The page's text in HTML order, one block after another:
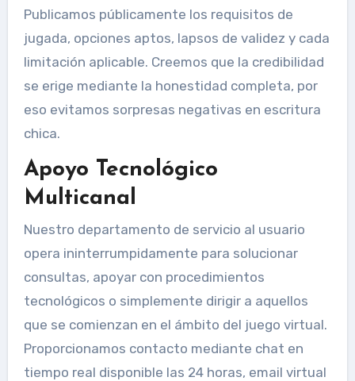
Publicamos públicamente los requisitos de
jugada, opciones aptos, lapsos de validez y cada
limitación aplicable. Creemos que la credibilidad
se erige mediante la honestidad completa, por
eso evitamos sorpresas negativas en escritura
chica.
Apoyo Tecnológico
Multicanal
Nuestro departamento de servicio al usuario
opera ininterrumpidamente para solucionar
consultas, apoyar con procedimientos
tecnológicos o simplemente dirigir a aquellos
que se comienzan en el ámbito del juego virtual.
Proporcionamos contacto mediante chat en
tiempo real disponible las 24 horas, email virtual